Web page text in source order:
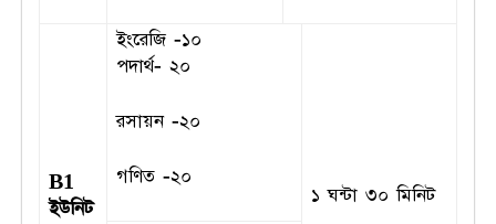
B1
ইউনিট
ইংরেজি -১০
পদার্থ- ২০
রসায়ন -২০
গণিত -২০
১ ঘন্টা ৩০ মিনিট